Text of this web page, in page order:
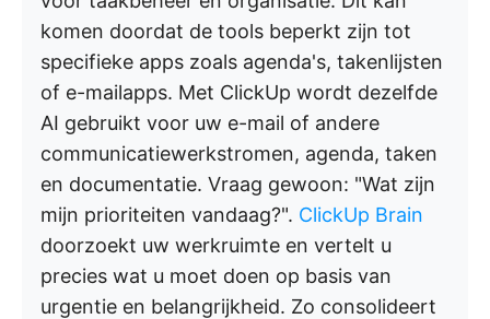
komen doordat de tools beperkt zijn tot
specifieke apps zoals agenda's, takenlijsten
of e-mailapps. Met ClickUp wordt dezelfde
AI gebruikt voor uw e-mail of andere
communicatiewerkstromen, agenda, taken
en documentatie. Vraag gewoon: "Wat zijn
mijn prioriteiten vandaag?". ClickUp Brain
doorzoekt uw werkruimte en vertelt u
precies wat u moet doen op basis van
urgentie en belangrijkheid. Zo consolideert